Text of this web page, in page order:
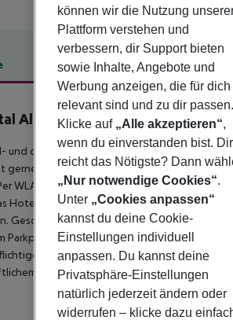
Hotelbeschreibung
Alicante
und die 65 Doppelzimmer verteilen sich auf
gerne bei allen Fragen behilflich. Eine
WLAN erhalten die Gäste Zugang zum
Hotel verfügt über eine Reihe von
Geschäfte sind ebenfalls vorhanden. Bei
Parkplatz parken. Zu den gebotenen
Zimmerservice, ein Weckdienst, ein
bietet das Business-Center ein
können wir die Nutzung
Plattform verstehen und
verbessern, dir Support bieten
sowie Inhalte, Angebote und
Werbung anzeigen, die für dich
relevant sind und zu dir passen.
Klicke auf „Alle akzeptieren“,
wenn du einverstanden bist. Dir
reicht das Nötigste? Dann
„Nur notwendige Cookies“.
Unter „Cookies anpassen“
kannst du deine Cookie-
Einstellungen individuell
anpassen. Du kannst deine
Privatsphäre-Einstellungen
natürlich jederzeit ändern oder
widerrufen – klicke dazu